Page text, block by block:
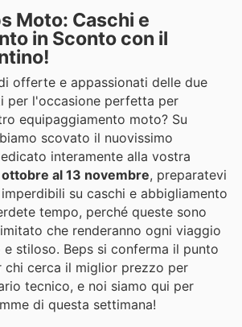
Moto: Caschi e
in Sconto con il
offerte e appassionati delle due
per l'occasione perfetta per
equipaggiamento moto? Su
scovato il nuovissimo
interamente alla vostra
al 13 novembre, preparatevi
su caschi e abbigliamento
tempo, perché queste sono
che renderanno ogni viaggio
stiloso. Beps si conferma il punto
chi cerca il miglior prezzo per
tecnico, e noi siamo qui per
di questa settimana!